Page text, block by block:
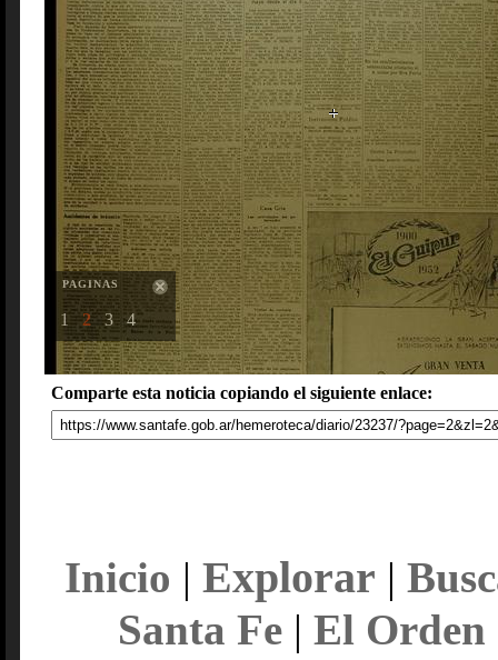
PAGINAS
1 2 3 4
Comparte esta noticia copiando el siguiente enlace:
Inicio | Explorar |
Santa Fe| El Orden